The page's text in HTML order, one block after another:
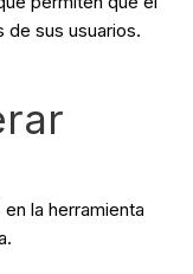
de sus usuarios.
la herramienta